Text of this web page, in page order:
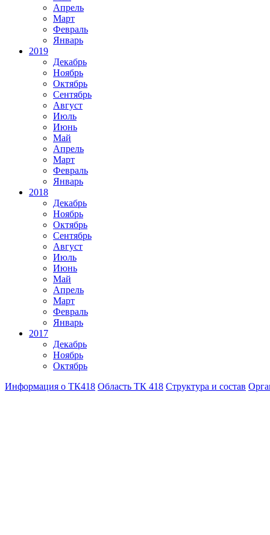
Апрель
Март
Февраль
Январь
2019
Декабрь
Ноябрь
Октябрь
Сентябрь
Август
Июль
Июнь
Май
Апрель
Март
Февраль
Январь
2018
Декабрь
Ноябрь
Октябрь
Сентябрь
Август
Июль
Июнь
Май
Апрель
Март
Февраль
Январь
2017
Декабрь
Ноябрь
Октябрь
Информация о ТК418 Область ТК 418 Структура и состав